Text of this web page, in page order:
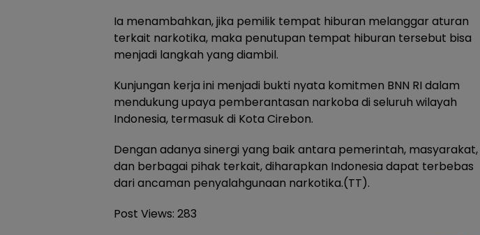
Ia menambahkan, jika pemilik tempat hiburan melanggar aturan
terkait narkotika, maka penutupan tempat hiburan tersebut bisa
menjadi langkah yang diambil.
Kunjungan kerja ini menjadi bukti nyata komitmen BNN RI dalam
mendukung upaya pemberantasan narkoba di seluruh wilayah
Indonesia, termasuk di Kota Cirebon.
Dengan adanya sinergi yang baik antara pemerintah, masyarakat,
dan berbagai pihak terkait, diharapkan Indonesia dapat terbebas
dari ancaman penyalahgunaan narkotika.(TT).
Post Views: 283